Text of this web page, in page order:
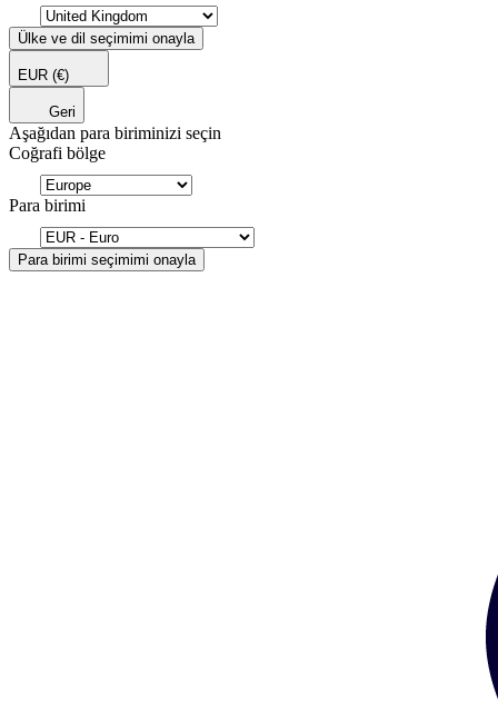
Ülke ve dil seçimimi onayla
EUR (€)
Geri
Aşağıdan para biriminizi seçin
Coğrafi bölge
Para birimi
Para birimi seçimimi onayla